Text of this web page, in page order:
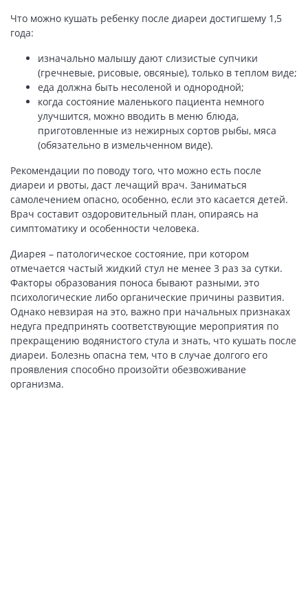
Что можно кушать ребенку после диареи достигшему 1,5
года:
изначально малышу дают слизистые супчики
(гречневые, рисовые, овсяные), только в теплом виде;
еда должна быть несоленой и однородной;
когда состояние маленького пациента немного
улучшится, можно вводить в меню блюда,
приготовленные из нежирных сортов рыбы, мяса
(обязательно в измельченном виде).
Рекомендации по поводу того, что можно есть после
диареи и рвоты, даст лечащий врач. Заниматься
самолечением опасно, особенно, если это касается детей.
Врач составит оздоровительный план, опираясь на
симптоматику и особенности человека.
Диарея – патологическое состояние, при котором
отмечается частый жидкий стул не менее 3 раз за сутки.
Факторы образования поноса бывают разными, это
психологические либо органические причины развития.
Однако невзирая на это, важно при начальных признаках
недуга предпринять соответствующие мероприятия по
прекращению водянистого стула и знать, что кушать после
диареи. Болезнь опасна тем, что в случае долгого его
проявления способно произойти обезвоживание
организма.